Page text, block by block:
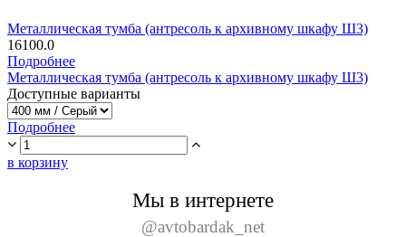
Металлическая тумба (антресоль к архивному шкафу Ш3)
16100.0
Подробнее
Металлическая тумба (антресоль к архивному шкафу Ш3)
Доступные варианты
Подробнее
в корзину
Мы в интернете
@avtobardak_net